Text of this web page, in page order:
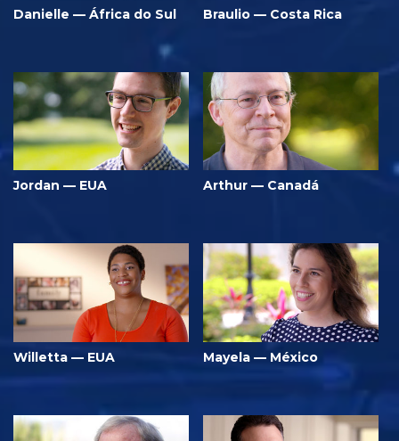
Danielle — África do Sul Braulio — Costa Rica
Jordan — EUA Arthur — Canadá
Willetta — EUA Mayela — México